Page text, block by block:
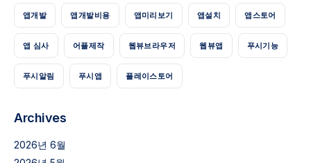
앱개발 앱개발비용 앱미리보기 앱설치 앱스토어
앱 심사 어플제작 웹뷰브라우저 웹뷰앱 푸시기능
푸시알림 푸시앱 플레이스토어
Archives
2026년 6월